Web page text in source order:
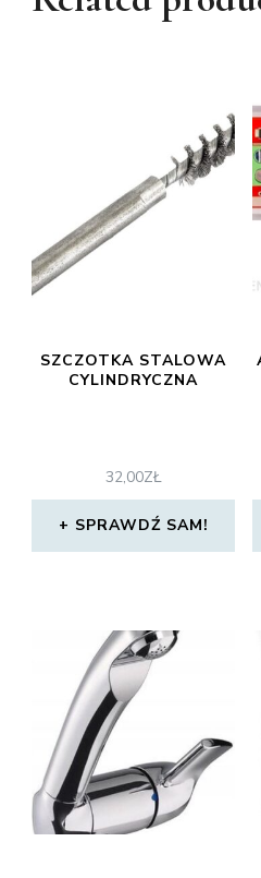
SZCZOTKA STALOWA
CYLINDRYCZNA
32,00ZŁ
SPRAWDŹ SAM!